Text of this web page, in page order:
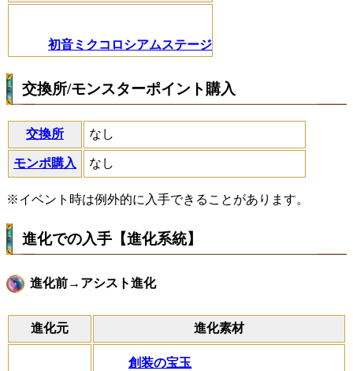
初音ミクコロシアムステージ
交換所/モンスターポイント購入
交換所 なし
モンポ購入 なし
※イベント時は例外的に入手できることがあります。
進化での入手【進化系統】
進化前→アシスト進化
進化元 進化素材
創装の宝玉